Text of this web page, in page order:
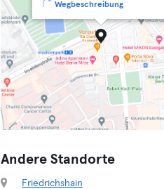
Wegbeschreibung
Andere Standorte
Friedrichshain